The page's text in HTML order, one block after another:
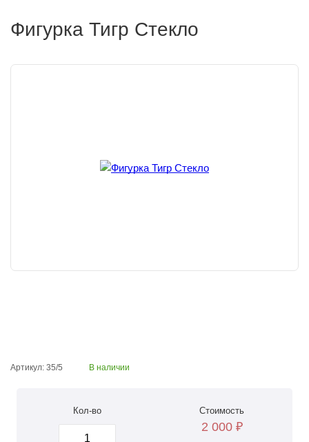
Фигурка Тигр Стекло
Артикул: 35/5 В наличии
Кол-во Стоимость
2 000 ₽